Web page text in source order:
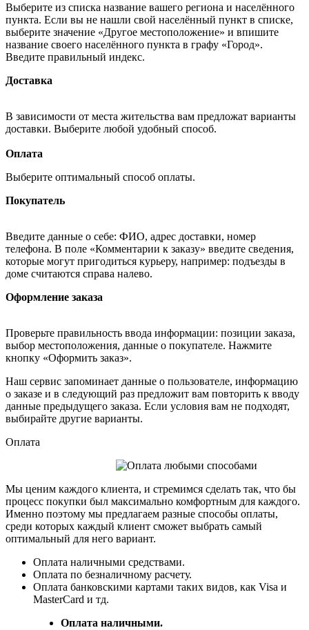
Выберите из списка название вашего региона и населённого
пункта. Если вы не нашли свой населённый пункт в списке,
выберите значение «Другое местоположение» и впишите
название своего населённого пункта в графу «Город».
Введите правильный индекс.
Доставка
В зависимости от места жительства вам предложат варианты
доставки. Выберите любой удобный способ.
Оплата
Выберите оптимальный способ оплаты.
Покупатель
Введите данные о себе: ФИО, адрес доставки, номер
телефона. В поле «Комментарии к заказу» введите сведения,
которые могут пригодиться курьеру, например: подъезды в
доме считаются справа налево.
Оформление заказа
Проверьте правильность ввода информации: позиции заказа,
выбор местоположения, данные о покупателе. Нажмите
кнопку «Оформить заказ».
Наш сервис запоминает данные о пользователе, информацию
о заказе и в следующий раз предложит вам повторить к вводу
данные предыдущего заказа. Если условия вам не подходят,
выбирайте другие варианты.
Оплата
Мы ценим каждого клиента, и стремимся сделать так, что бы
процесс покупки был максимально комфортным для каждого.
Именно поэтому мы предлагаем разные способы оплаты,
среди которых каждый клиент сможет выбрать самый
оптимальный для него вариант.
Оплата наличными средствами.
Оплата по безналичному расчету.
Оплата банковскими картами таких видов, как Visa и
MasterCard и тд.
Оплата наличными.